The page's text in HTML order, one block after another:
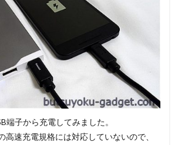
端子から充電してみました。
高速充電規格には対応していないので、